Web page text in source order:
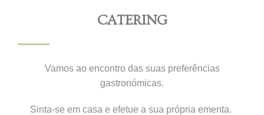
CATERING
Vamos ao encontro das suas preferências
gastronómicas.
Sinta-se em casa e efetue a sua própria ementa.